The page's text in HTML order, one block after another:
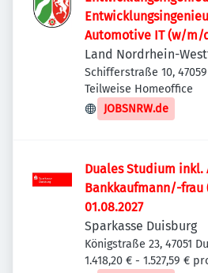
Automotive IT (w/m/
Land Nordrhein-
Schifferstraße 10,
Deutschland
Teilweise Homeoffice
JOBSNRW.de
Duales Studium inkl.
Bankkaufmann/-
01.08.2027
Sparkasse Duisburg
Königstraße 23, 47051
1.418,20 € - 1.527,59 €